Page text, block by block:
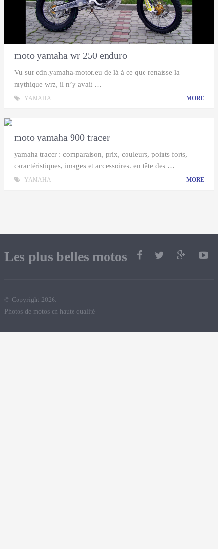
moto yamaha wr 250 enduro
Vu sur cdn.yamaha-motor.eu de là à ce que renaisse la
mythique wrz, il n’y avait …
YAMAHA MORE
moto yamaha 900 tracer
yamaha tracer : comparaison, prix, couleurs, points forts,
caractéristiques, images et accessoires. en tête des …
YAMAHA MORE
Les plus belles motos
© Copyright 2026.
Photos de motos en haute qualité